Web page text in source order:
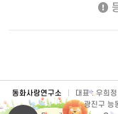
동화사랑연구소 대표 : 우희정
광진구 능